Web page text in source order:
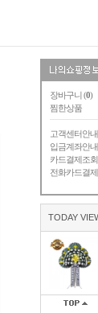
장바구니 (0)
찜한상품
고객센터안내
입금계좌안내
카드결제조회
전화카드결제
TODAY